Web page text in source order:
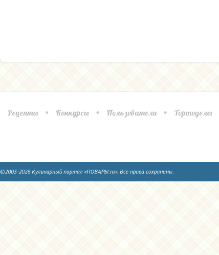
Рецепты Конкурсы Пользователи Тортоделы
©2003-2026 Кулинарный портал «ПОВАРЫ.ru». Все права сохранены.